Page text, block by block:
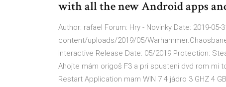
with all the new Android apps
Author: rafael Forum: Hry - Novinky Date: 2019-
content/uploads/2019/05/
Interactive Release Date: 05/2019 Protection:
Ahojte mám origoš F3 a pri spusteni dvd rom mi
Restart Application mam WIN 7 4 jádro 3 GHZ 4